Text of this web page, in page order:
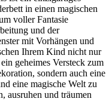
in einen magischen
voller Fantasie
und der
mit Vorhängen und
Ihrem Kind nicht nur
geheimes Versteck zum
sondern auch eine
eine magische Welt zu
ausruhen und träumen